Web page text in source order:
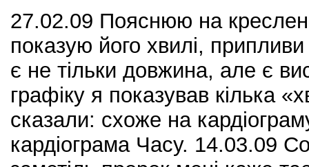
27.02.09 Пояснюю на
показую його хвилі,
є не тільки довжина, але є
графіку я показував кілька
сказали: схоже на
кардіограма Часу. 14.03.09